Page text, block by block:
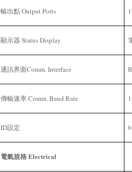
輸出點 Output Ports
顯示器 Status Display
通訊界面Comm. Interface
傳輸速率Comm. Baud Rate
ID設定 6
電氣規格Electrical